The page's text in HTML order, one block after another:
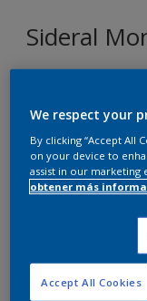
Sideral
Tamaño
1 L
We respect your
By clicking “Accept All
on your device to
assist in our marketing
obtener más
Accept All Cookies